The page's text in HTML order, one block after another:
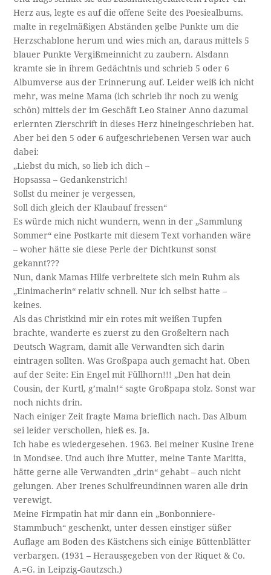
Herz aus, legte es auf die offene Seite des Poesiealbums.
malte in regelmäßigen Abständen gelbe Punkte um die
Herzschablone herum und wies mich an, daraus mittels 5
blauer Punkte Vergißmeinnicht zu zaubern. Alsdann
kramte sie in ihrem Gedächtnis und schrieb 5 oder 6
Albumverse aus der Erinnerung auf. Leider weiß ich nicht
mehr, was meine Mama (ich schrieb ihr noch zu wenig
schön) mittels der im Geschäft Leo Stainer Anno dazumal
erlernten Zierschrift in dieses Herz hineingeschrieben hat.
Aber bei den 5 oder 6 aufgeschriebenen Versen war auch
dabei:
„Liebst du mich, so lieb ich dich –
Hopsassa – Gedankenstrich!
Sollst du meiner je vergessen,
Soll dich gleich der Klaubauf fressen“
Es würde mich nicht wundern, wenn in der „Sammlung
Sommer“ eine Postkarte mit diesem Text vorhanden wäre
– woher hätte sie diese Perle der Dichtkunst sonst
gekannt???
Nun, dank Mamas Hilfe verbreitete sich mein Ruhm als
„Einimacherin“ relativ schnell. Nur ich selbst hatte –
keines.
Als das Christkind mir ein rotes mit weißen Tupfen
brachte, wanderte es zuerst zu den Großeltern nach
Deutsch Wagram, damit alle Verwandten sich darin
eintragen sollten. Was Großpapa auch gemacht hat. Oben
auf der Seite: Ein Engel mit Füllhorn!!! „Den hat dein
Cousin, der Kurtl, g’maln!“ sagte Großpapa stolz. Sonst war
noch nichts drin.
Nach einiger Zeit fragte Mama brieflich nach. Das Album
sei leider verschollen, hieß es. Ja.
Ich habe es wiedergesehen. 1963. Bei meiner Kusine Irene
in Mondsee. Und auch ihre Mutter, meine Tante Maritta,
hätte gerne alle Verwandten „drin“ gehabt – auch nicht
gelungen. Aber Irenes Schulfreundinnen waren alle drin
verewigt.
Meine Firmpatin hat mir dann ein „Bonbonniere-
Stammbuch“ geschenkt, unter dessen einstiger süßer
Auflage am Boden des Kästchens sich einige Büttenblätter
verbargen. (1931 – Herausgegeben von der Riquet & Co.
A.=G. in Leipzig-Gautzsch.)